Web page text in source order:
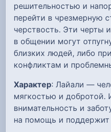
решительностью и
перейти в чрезмерную
черствость. Эти черты
в общении могут
близких людей, либо
конфликтам и
Характер: Лайали —
мягкостью и добротой.
внимательность и
на помощь и поддержит